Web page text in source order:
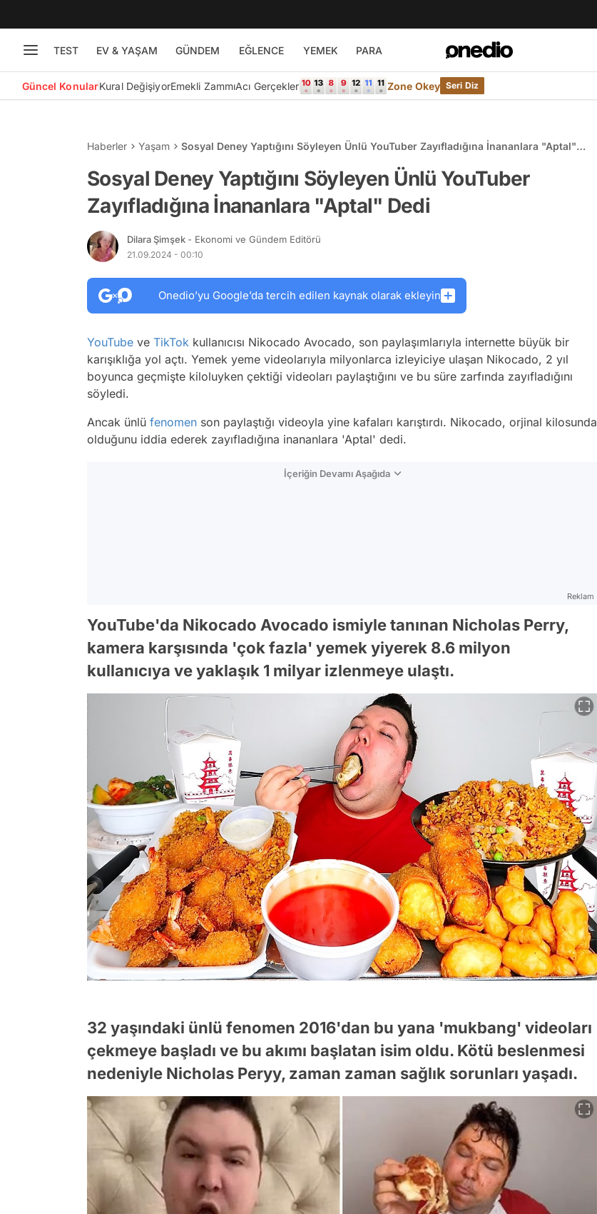
TEST EV & YAŞAM GÜNDEM EĞLENCE YEMEK PARA
Güncel KonularKural DeğişiyorEmekli ZammıAcı Gerçekler Zone Okey Seri Diz
Haberler Yaşam
Sosyal Deney Yaptığını Söyleyen Ünlü YouTuber Zayıfladığına İnananlara "Aptal"
Sosyal Deney Yaptığını Söyleyen Ünlü YouTuber
Zayıfladığına İnananlara "Aptal" Dedi
Dilara Şimşek - Ekonomi ve Gündem Editörü
21.09.2024 - 00:10
Onedio’yu Google’da tercih edilen kaynak olarak ekleyin
YouTube ve TikTok kullanıcısı Nikocado Avocado, son paylaşımlarıyla internette büyük bir
karışıklığa yol açtı. Yemek yeme videolarıyla milyonlarca izleyiciye ulaşan Nikocado, 2 yıl
boyunca geçmişte kiloluyken çektiği videoları paylaştığını ve bu süre zarfında zayıfladığını
söyledi.
Ancak ünlü fenomen son paylaştığı videoyla yine kafaları karıştırdı. Nikocado, orjinal kilosunda
olduğunu iddia ederek zayıfladığına inananlara 'Aptal' dedi.
İçeriğin Devamı Aşağıda
Reklam
YouTube'da Nikocado Avocado ismiyle tanınan Nicholas Perry,
kamera karşısında 'çok fazla' yemek yiyerek 8.6 milyon
kullanıcıya ve yaklaşık 1 milyar izlenmeye ulaştı.
32 yaşındaki ünlü fenomen 2016'dan bu yana 'mukbang' videoları
çekmeye başladı ve bu akımı başlatan isim oldu. Kötü beslenmesi
nedeniyle Nicholas Peryy, zaman zaman sağlık sorunları yaşadı.